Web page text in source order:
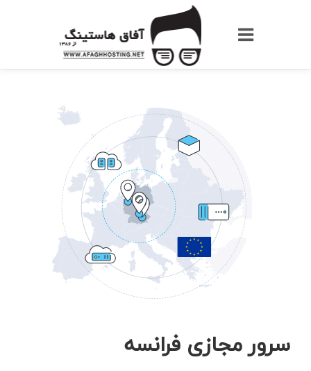
سرور مجازی فرانسه